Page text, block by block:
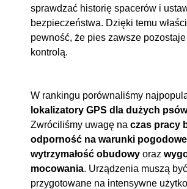
sprawdzać historię spacerów i
bezpieczeństwa. Dzięki temu
pewność, że pies zawsze pozostaje
kontrolą.
W rankingu porównaliśmy
lokalizatory GPS dla dużych psów
Zwróciliśmy uwagę na czas pracy
odporność na warunki pogodowe
wytrzymałość obudowy oraz
mocowania. Urządzenia muszą
przygotowane na intensywne